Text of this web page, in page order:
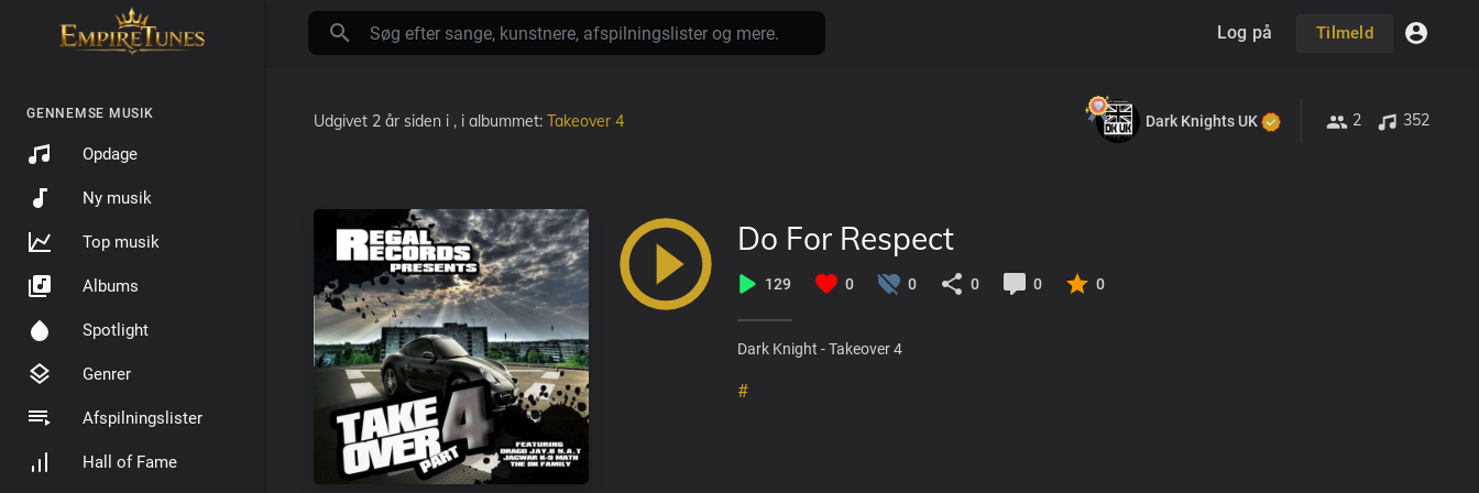
GENNEMSE MUSIK
Opdage
Ny musik
Top musik
Albums
Spotlight
Genrer
Afspilningslister
Hall of Fame
Log på Tilmeld
Udgivet 2 år siden i , i albummet: Takeover 4 Dark Knights UK 2 352
Do For Respect
129 0 0 0 0 0
Dark Knight - Takeover 4
#